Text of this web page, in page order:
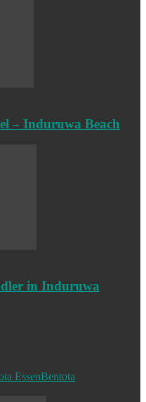
– Induruwa Beach
in Induruwa
EssenBentota